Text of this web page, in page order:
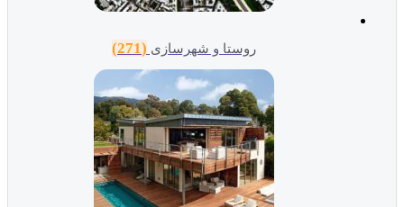
روستا و شهرسازی (271)